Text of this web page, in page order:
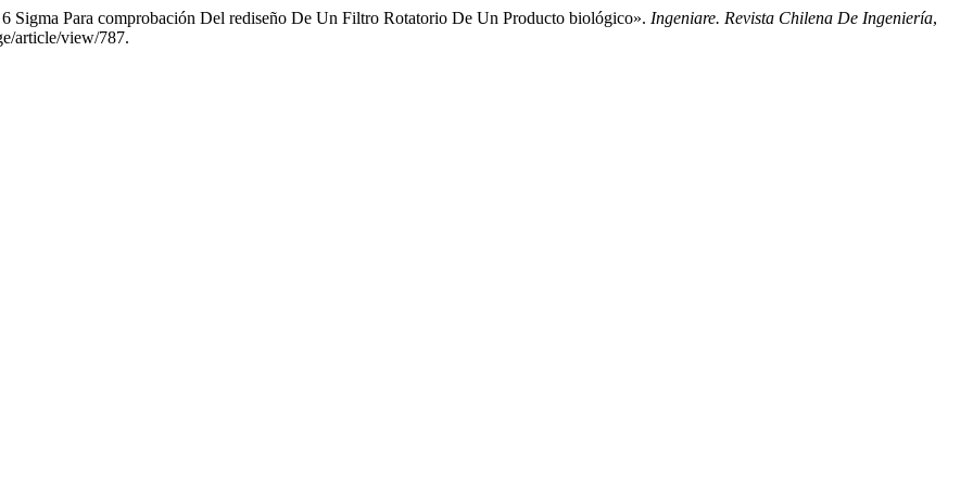
Para comprobación Del rediseño De Un Filtro Rotatorio De Un Producto biológico». Ingeniare. Revista Chilena De Ingeniería,
article/view/787.